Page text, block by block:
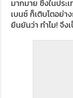
มากมาย ซึ่งในประ
เบนซ์ ก็เติบโตอย่า
ยืนยันว่า ทำไม! จึง